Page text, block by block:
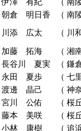
朝倉 明日香
（ 南
川添 広太 （ 川
加藤 拓海 （ 湘
長谷川 夏実
（ 鎌
永田 夏歩
（ 七
渡邊 晶己
（ 神
宮川 公佑
（ 桜
藤本 美咲
（ 桜
小林 康樹
（ 追